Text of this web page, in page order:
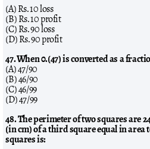
(A) Rs. 10 loss
(B) Rs. 10 profit
(C) Rs. 90 loss
(D) Rs. 90 profit
47. When 0.(47) is converted as a
(A) 47/90
(B) 46/90
(C) 46/99
(D) 47/99
48. The perimeter of two squares are
(in cm) of a third square equal in area
squares is: